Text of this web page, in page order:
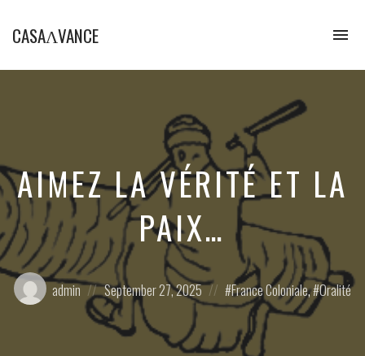
CASAɅVANCE
Casamance
AIMEZ LA VÉRITÉ ET LA
PAIX…
Posted
by:
admin
Posted
on
September 27, 2025
Posted
in:France Coloniale, Oralité